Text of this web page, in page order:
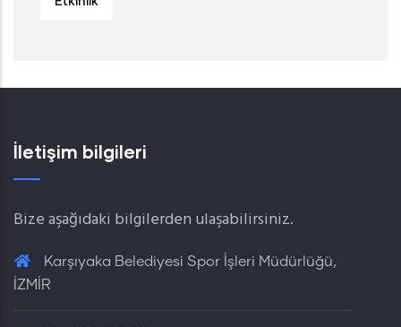
İletişim bilgileri
Bize aşağıdaki bilgilerden ulaşabilirsiniz.
Karşıyaka Belediyesi Spor İşleri Müdürlüğü,
İZMİR